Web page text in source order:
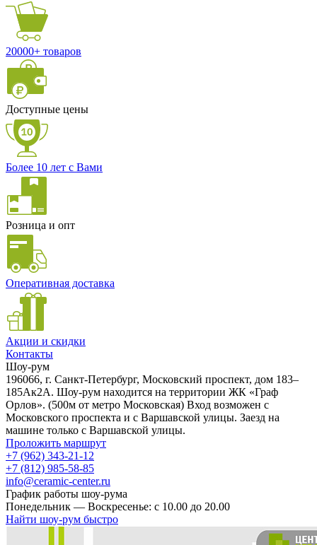
20000+ товаров
Доступные цены
Более 10 лет с Вами
Розница и опт
Оперативная доставка
Акции и скидки
Контакты
Шоу-рум
196066, г. Санкт-Петербург, Московский проспект, дом 183–
185Ак2А. Шоу-рум находится на территории ЖК «Граф
Орлов». (500м от метро Московская) Вход возможен с
Московского проспекта и с Варшавской улицы. Заезд на
машине только с Варшавской улицы.
Проложить маршрут
+7 (962) 343-21-12
+7 (812) 985-58-85
info@ceramic-center.ru
График работы шоу-рума
Понедельник — Воскресенье: с 10.00 до 20.00
Найти шоу-рум быстро